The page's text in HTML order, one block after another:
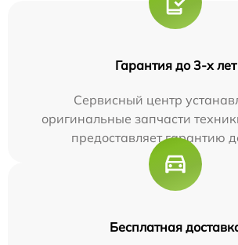
Гарантия до 3-х лет
Сервисный центр
оригинальные запчасти
предоставляет гарантию
Бесплатная